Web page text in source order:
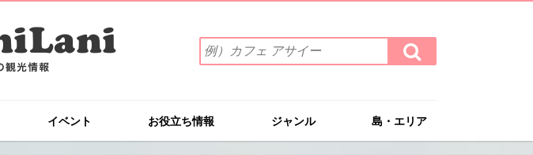
索
ワ
を
入
検
索
す
イベント お役立ち情報 ジャンル 島・エリア